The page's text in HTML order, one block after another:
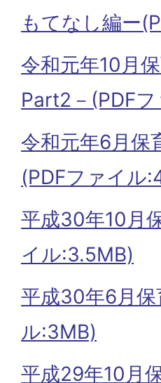
もてなし編ー
令和元年10月
Part2－(PDF
令和元年6月保
(PDFファイル
平成30年10月
イル:3.5MB)
平成30年6月
ル:3MB)
平成29年10月